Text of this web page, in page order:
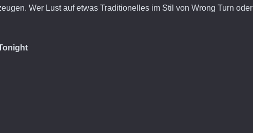
Wer Lust auf etwas Traditionelles im Stil von Wrong Turn oder